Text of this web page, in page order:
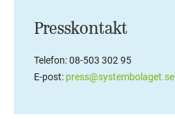
Presskontakt
Telefon: 08-503 302 95
E-post: press@systembolaget.se